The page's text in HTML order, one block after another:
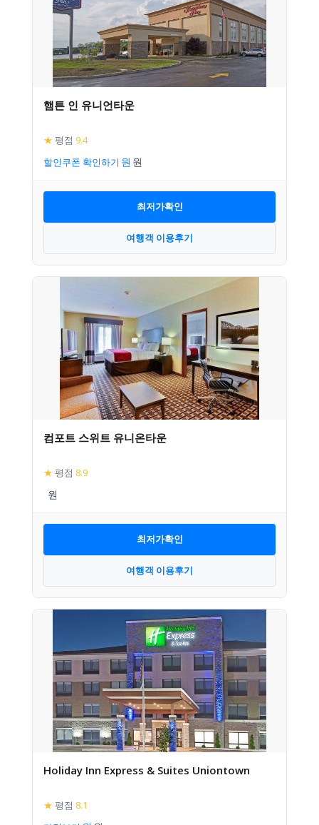
햄튼 인 유니언타운
★ 평점 9.4
할인쿠폰 확인하기
최저가확인
여행객 이용후기
컴포트 스위트 유니온타운
★ 평점 8.9
최저가확인
여행객 이용후기
Holiday Inn Express & Suites Uniontown
★ 평점 8.1